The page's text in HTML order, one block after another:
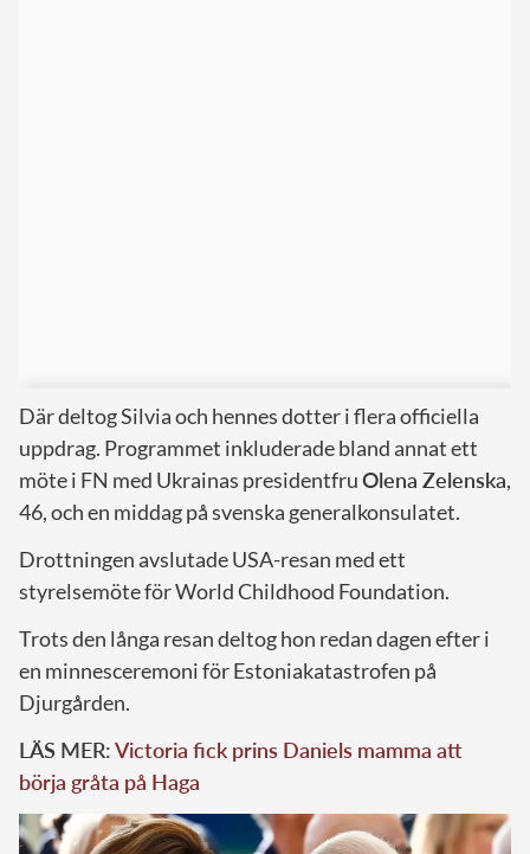
Där deltog Silvia och hennes dotter i flera officiella
uppdrag. Programmet inkluderade bland annat ett
möte i FN med Ukrainas presidentfruOlena Zelenska,
46, och en middag på svenska generalkonsulatet.
Drottningen avslutade USA-resan med ett
styrelsemöte för World Childhood Foundation.
Trots den långa resan deltog hon redan dagen efter i
en minnesceremoni för Estoniakatastrofen på
Djurgården.
LÄS MER:Victoria fick prins Daniels mamma att
börja gråta på Haga